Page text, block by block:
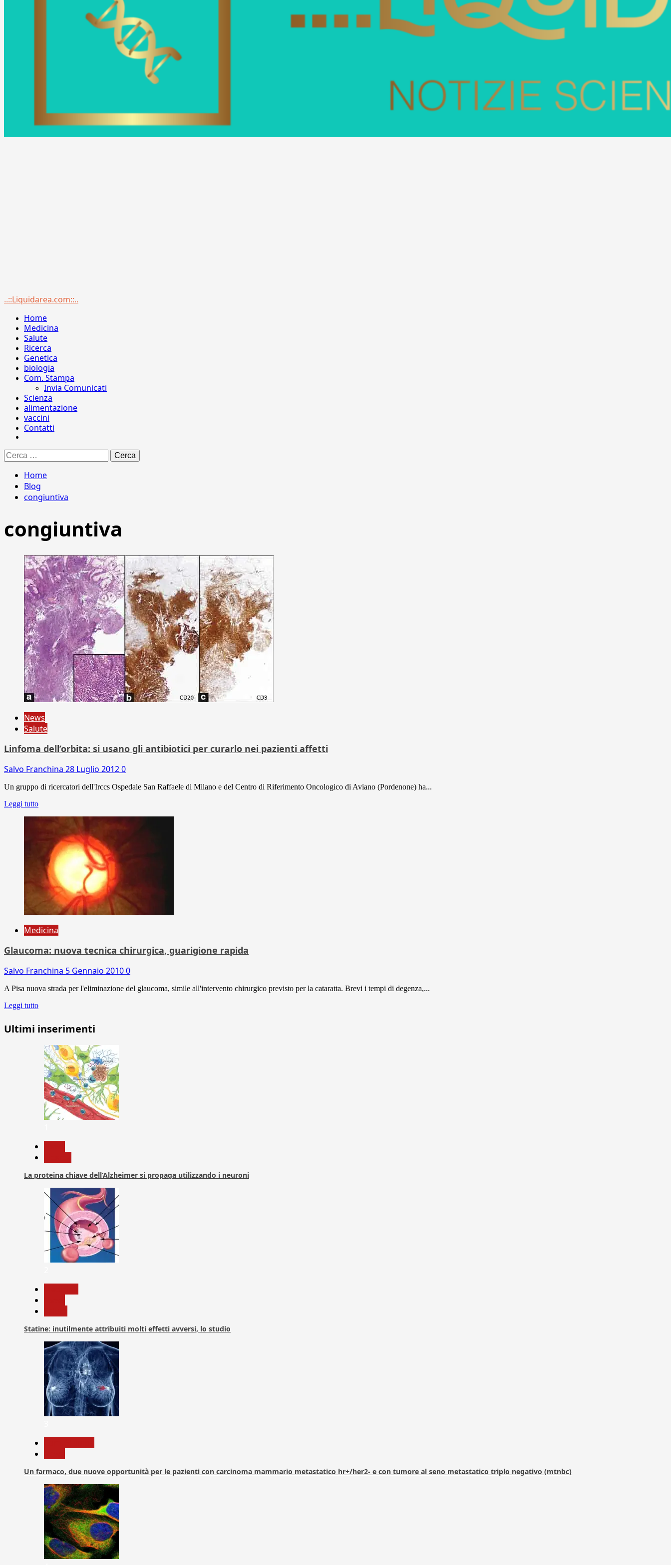
Menu
..::Liquidarea.com::..
Home
Medicina
Salute
Ricerca
Genetica
biologia
Com. Stampa
Invia Comunicati
Scienza
alimentazione
vaccini
Contatti
Ricerca
per:
Home
Blog
congiuntiva
congiuntiva
News
Salute
Linfoma dell’orbita: si usano gli antibiotici per curarlo nei pazienti affetti
Salvo Franchina 28 Luglio 20120
Un gruppo di ricercatori dell'Irccs Ospedale San Raffaele di Milano e del Centro di Riferimento Oncologico di Aviano (Pordenone) ha...
Leggi tutto
Medicina
Glaucoma: nuova tecnica chirurgica, guarigione rapida
Salvo Franchina 5 Gennaio 20100
A Pisa nuova strada per l'eliminazione del glaucoma, simile all'intervento chirurgico previsto per la cataratta. Brevi i tempi di degenza,...
Leggi tutto
Ultimi inserimenti
La proteina chiave dell’Alzheimer si propaga utilizzando i neuroni
Statine: inutilmente attribuiti molti effetti avversi, lo studio
Un farmaco, due nuove opportunità per le pazienti con carcinoma mammario metastatico hr+/her2- e con tumore al seno metastatico triplo negativo (mtnbc)